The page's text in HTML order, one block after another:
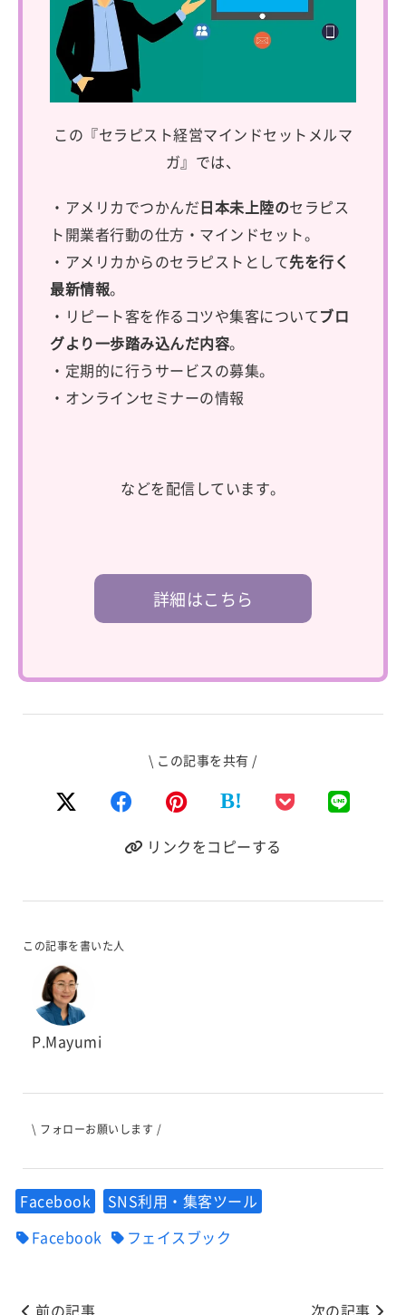
この『セラピスト経営マインドセットメルマ
ガ』では、
・アメリカでつかんだ日本未上陸のセラピス
ト開業者行動の仕方・マインドセット。
・アメリカからのセラピストとして先を行く
最新情報。
・リピート客を作るコツや集客についてブロ
グより一歩踏み込んだ内容。
・定期的に行うサービスの募集。
・オンラインセミナーの情報
などを配信しています。
詳細はこちら
\ この記事を共有 /
B!
リンクをコピーする
この記事を書いた人
P.Mayumi
\ フォローお願いします /
Facebook
SNS利用・集客ツール
Facebook
フェイスブック
前の記事 次の記事